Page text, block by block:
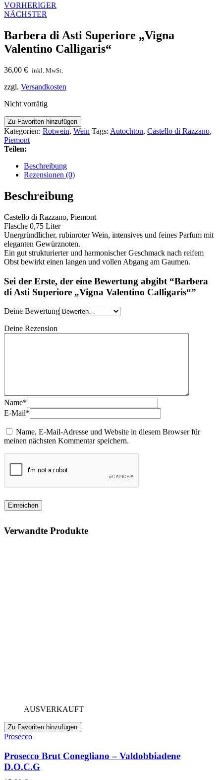
Beitragsnavigation
VORHERIGER
NÄCHSTER
Barbera di Asti Superiore „Vigna
Valentino Calligaris“
36,00 € inkl. MwSt.
zzgl. Versandkosten
Nicht vorrätig
Zu Favoriten hinzufügen
Kategorien: Rotwein, Wein Tags: Autochton, Castello di Razzano,
Piemont
Teilen:
Beschreibung
Rezensionen (0)
Beschreibung
Castello di Razzano, Piemont
Flasche 0,75 Liter
Unergründlicher, rubinroter Wein, intensives und feines Parfum mit
eleganten Gewürznoten.
Ein gut strukturierter und harmonischer Geschmack nach reifem
Obst bewirkt einen langen und vollen Abgang am Gaumen.
Sei der Erste, der eine Bewertung abgibt “Barbera
di Asti Superiore „Vigna Valentino Calligaris“”
Deine Bewertung
Deine Rezension
Name*
E-Mail*
Name, E-Mail-Adresse und Website in diesem Browser für
meinen nächsten Kommentar speichern.
Verwandte Produkte
AUSVERKAUFT
Zu Favoriten hinzufügen
Prosecco
Prosecco Brut Conegliano – Valdobbiadene
D.O.C.G